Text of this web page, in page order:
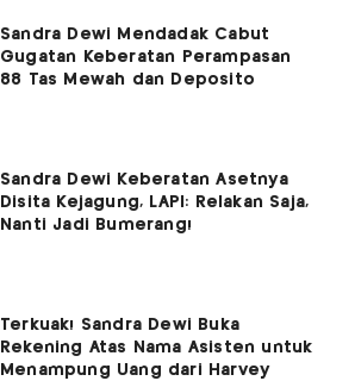
Sandra Dewi Mendadak Cabut
Gugatan Keberatan Perampasan
88 Tas Mewah dan Deposito
Sandra Dewi Keberatan Asetnya
Disita Kejagung, LAPI: Relakan Saja,
Nanti Jadi Bumerang!
Terkuak! Sandra Dewi Buka
Rekening Atas Nama Asisten untuk
Menampung Uang dari Harvey